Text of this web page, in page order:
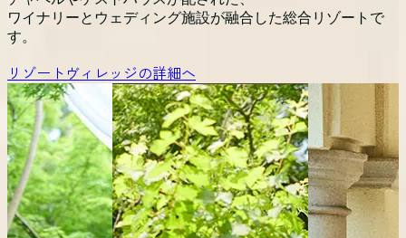
ワイナリーとウェディング施設が融合した総合リゾートで
す。
リゾートヴィレッジの詳細へ